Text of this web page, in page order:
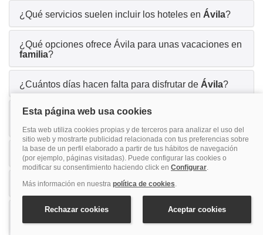
¿Qué servicios suelen incluir los hoteles en Ávila?
¿Qué opciones ofrece Ávila para unas vacaciones en
familia?
¿Cuántos días hacen falta para disfrutar de Ávila?
¿Qué actividades ofrece Ávila para un viaje con
¿Por qué Ávila es una buena opción paraparejas?
¿Los hoteles en Ávila aceptanmascotas
¿Es necesario alquilar
para moverse por
Ávila?